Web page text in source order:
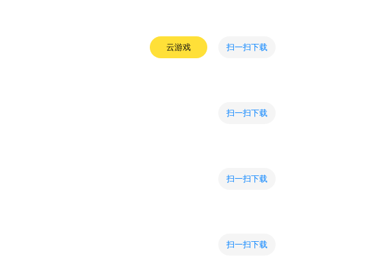
云游戏 扫一扫下载
扫一扫下载
扫一扫下载
扫一扫下载